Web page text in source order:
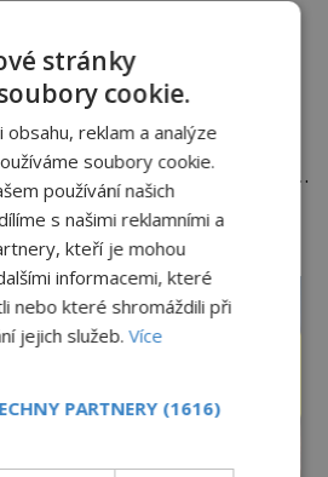
proti zlému oku,
i celebrity
3.1TIS
kolem zápěstí podle
některých kulturách
před zlým okem, kletbou,
či nemoc. S tímto
magické ochrany lze
celebrity včetně Madonny
a v
po celém světě, je
stránky
cookie.
obsahu, reklam a analýze
soubory cookie.
používání našich
s našimi reklamními a
kteří je mohou
informacemi, které
nebo které shromáždili při
jejich služeb.Více
PARTNERY (1616)